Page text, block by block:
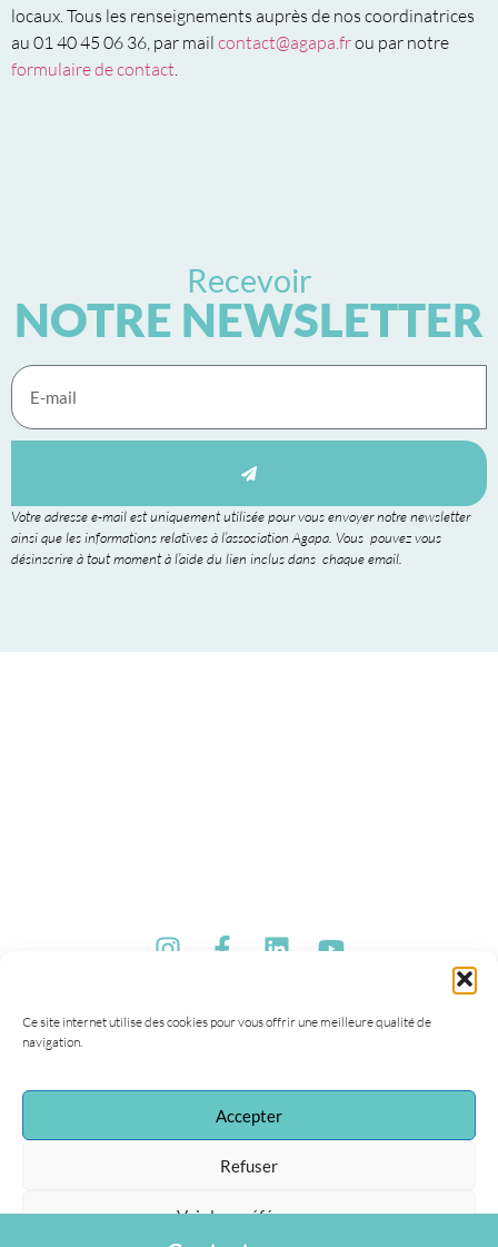
Ce site internet utilise des cookies pour vous offrir une meilleure qualité de
navigation.
Accepter
Refuser
Voir les préférences
locaux. Tous les renseignements auprès de nos coordinatrices
au 01 40 45 06 36, par mail contact@agapa.frou par notre
formulaire de contact.
Recevoir
NOTRE NEWSLETTER
Votre adresse e-mail est uniquement utilisée pour vous envoyer notre newsletter
ainsi que les informations relatives à l’association Agapa. Vous pouvez vous
désinscrire à tout moment à l’aide du lien inclus dans chaque email.